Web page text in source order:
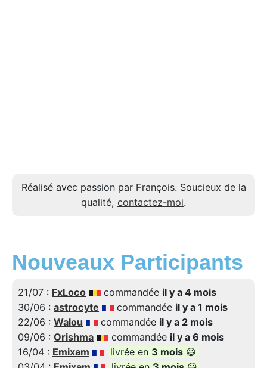
Réalisé avec passion par François. Soucieux de la
qualité, contactez-moi.
Nouveaux Participants
21/07 : FxLoco commandée il y a 4 mois
30/06 : astrocyte commandée il y a 1 mois
22/06 : Walou commandée il y a 2 mois
09/06 : Orishma commandée il y a 6 mois
16/04 : Emixam livrée en 3 mois 😃